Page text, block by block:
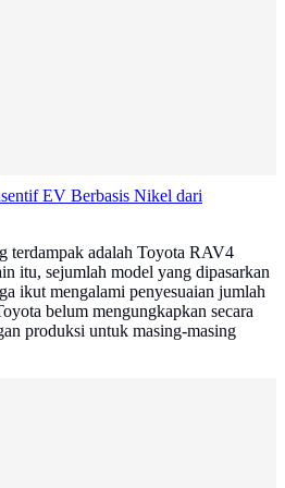
EV Berbasis Nikel dari
terdampak adalah Toyota RAV4
itu, sejumlah model yang dipasarkan
ikut mengalami penyesuaian jumlah
belum mengungkapkan secara
produksi untuk masing-masing